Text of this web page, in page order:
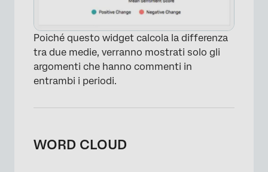
Poiché questo widget calcola la differenza
tra due medie, verranno mostrati solo gli
argomenti che hanno commenti in
entrambi i periodi.
WORD CLOUD